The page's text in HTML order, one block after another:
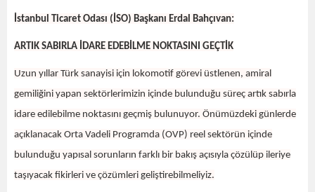
İstanbul Ticaret Odası (İSO) Başkanı Erdal Bahçıvan:
ARTIK SABIRLA İDARE EDEBİLME NOKTASINI GEÇTİK
Uzun yıllar Türk sanayisi için lokomotif görevi üstlenen, amiral
gemiliğini yapan sektörlerimizin içinde bulunduğu süreç artık sabırla
idare edilebilme noktasını geçmiş bulunuyor. Önümüzdeki günlerde
açıklanacak Orta Vadeli Programda (OVP) reel sektörün içinde
bulunduğu yapısal sorunların farklı bir bakış açısıyla çözülüp ileriye
taşıyacak fikirleri ve çözümleri geliştirebilmeliyiz.